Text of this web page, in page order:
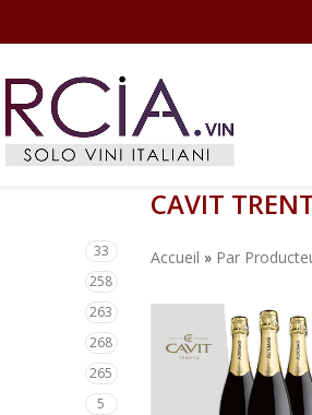
33
258
263
268
265
5
CAVIT
Accueil » Par